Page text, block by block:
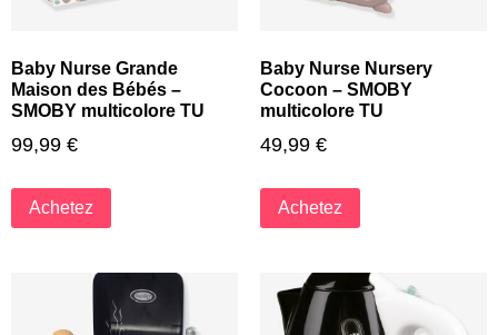
Baby Nurse Grande
Maison des Bébés –
SMOBY multicolore TU
99,99 €
Achetez
Baby Nurse Nursery
Cocoon – SMOBY
multicolore TU
49,99 €
Achetez